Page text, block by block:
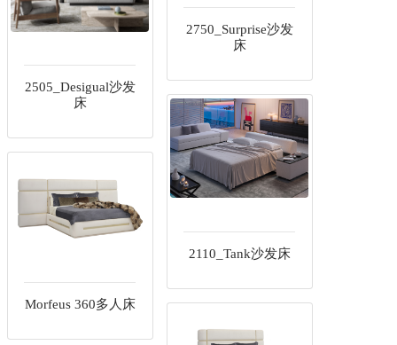
2750_Surprise沙发
床
2505_Desigual沙发
床
2110_Tank沙发床
Morfeus 360多人床